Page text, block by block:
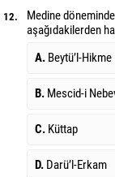
12.
Medine
aşağıdakilerden
A. Beytü’l-Hikme
B. Mescid-i
C. Küttap
D. Darü’l-Erkam